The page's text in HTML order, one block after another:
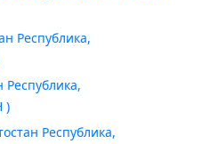
Республика,
Республика,
)
Республика,